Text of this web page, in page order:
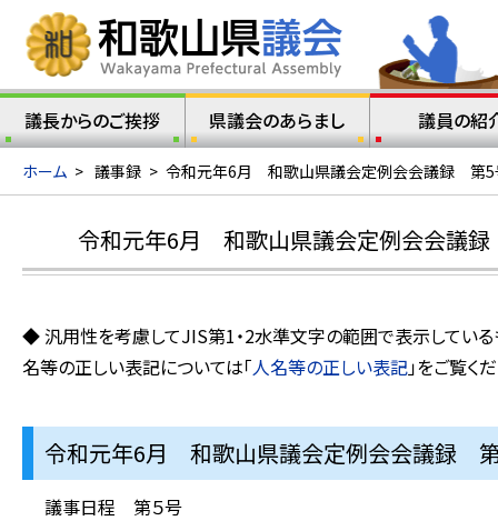
議長からのご挨拶 県議会のあらまし 議員の紹
ホーム > 議事録 > 令和元年6月 和歌山県議会定例会会議録 第5
令和元年6月 和歌山県議会定例会会議録
◆ 汎用性を考慮してJIS第1・2水準文字の範囲で表示している
名等の正しい表記については「人名等の正しい表記」をご覧く
令和元年6月 和歌山県議会定例会会議録
議事日程 第５号